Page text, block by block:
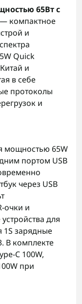
65Вт с
— компактное
и
Quick
и
в себе
протоколы
и
мощностью 65W
портом USB
через USB
очки и
для
1S зарядные
В комплекте
C 100W,
при